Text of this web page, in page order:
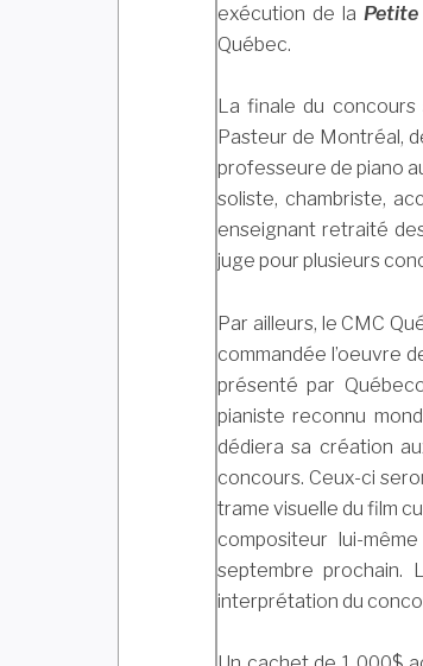
exécution de la Petite
Québec.
La finale du concours
Pasteur de Montréal,
professeure de piano
soliste, chambriste,
enseignant retraité
juge pour plusieurs
Par ailleurs, le CMC
commandée l’oeuvre
présenté par
pianiste reconnu
dédiera sa création
concours. Ceux-ci
trame visuelle du film
compositeur lui-
septembre prochain.
interprétation du